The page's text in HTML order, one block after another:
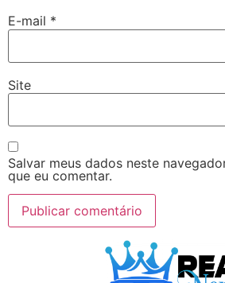
E-mail *
Site
Salvar meus dados neste
que eu comentar.